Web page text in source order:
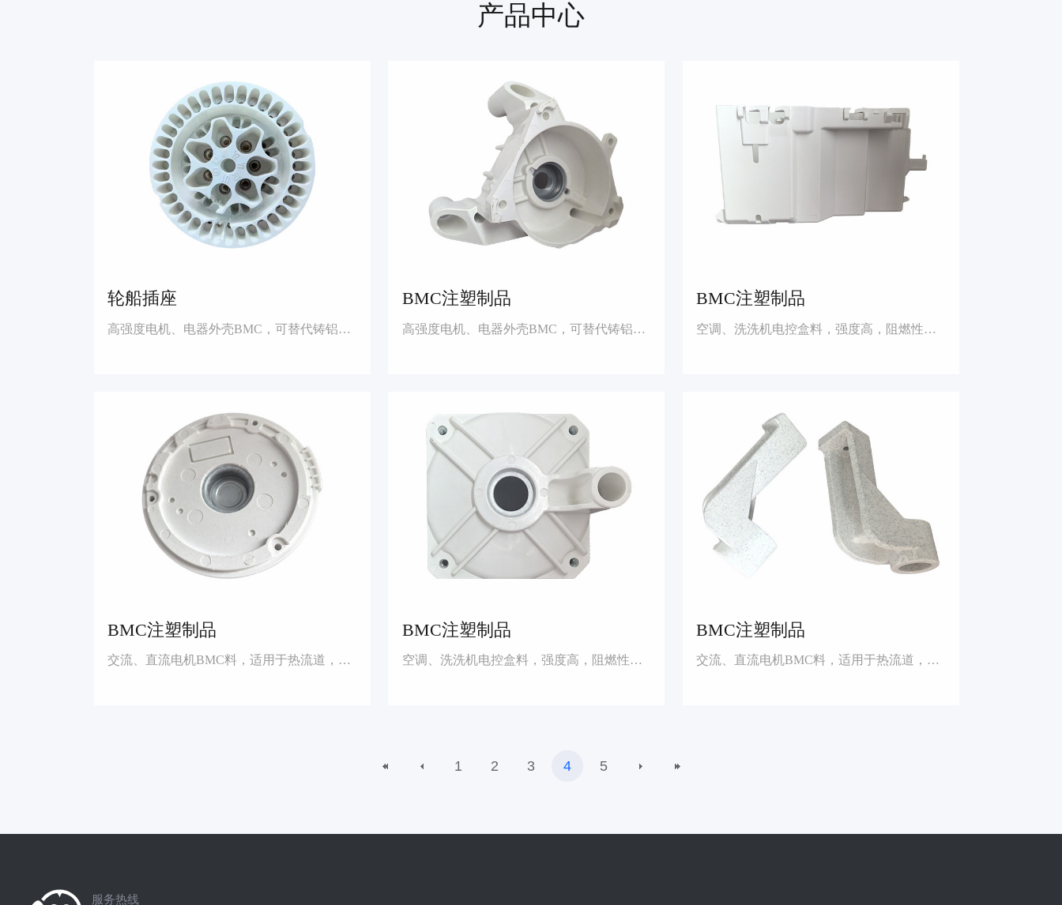
产品中心
轮船插座
高强度电机、电器外壳BMC，可替代铸铝，降低成本，提高行业竞争优势
BMC注塑制品
高强度电机、电器外壳BMC，可替代铸铝，降低成本，提高行业竞争优势
BMC注塑制品
空调、洗洗机电控盒料，强度高，阻燃性能好（阻燃5VA等级）
BMC注塑制品
交流、直流电机BMC料，适用于热流道，无流道模具通用生产
BMC注塑制品
空调、洗洗机电控盒料，强度高，阻燃性能好（阻燃5VA等级）
BMC注塑制品
交流、直流电机BMC料，适用于热流道，无流道模具通用生产
1 2 3 4 5
服务热线